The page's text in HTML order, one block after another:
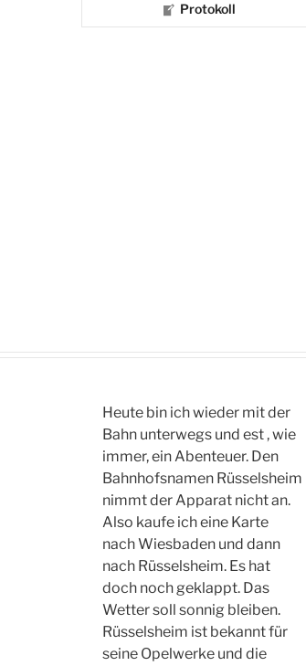
Protokoll
Heute bin ich wieder mit der
Bahn unterwegs und est , wie
immer, ein Abenteuer. Den
Bahnhofsnamen Rüsselsheim
nimmt der Apparat nicht an.
Also kaufe ich eine Karte
nach Wiesbaden und dann
nach Rüsselsheim. Es hat
doch noch geklappt. Das
Wetter soll sonnig bleiben.
Rüsselsheim ist bekannt für
seine Opelwerke und die